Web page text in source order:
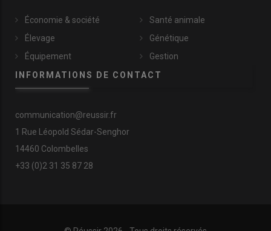
Économie & société
Élevage
Équipement
Santé animale
Génétique
Gestion
INFORMATIONS DE CONTACT
communication@reussir.fr
1 Rue Léopold Sédar-Senghor
14460 Colombelles
+33 (0)2 31 35 87 28